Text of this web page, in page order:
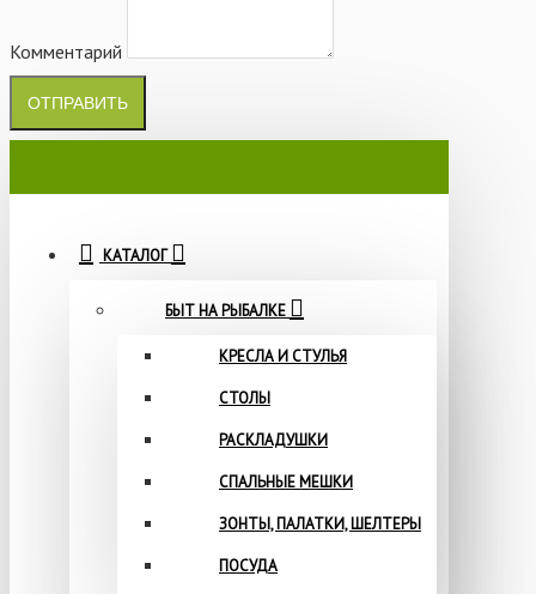
Комментарий
ОТПРАВИТЬ
КАТАЛОГ
БЫТ НА РЫБАЛКЕ
КРЕСЛА И СТУЛЬЯ
СТОЛЫ
РАСКЛАДУШКИ
СПАЛЬНЫЕ МЕШКИ
ЗОНТЫ, ПАЛАТКИ, ШЕЛТЕРЫ
ПОСУДА